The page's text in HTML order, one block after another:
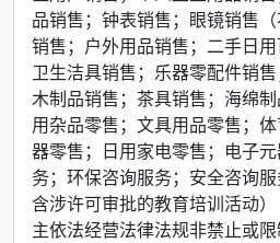
品销售；钟表销售；眼镜销售
销售；户外用品销售；二手日用
卫生洁具销售；乐器零配件销
木制品销售；茶具销售；海绵
用杂品零售；文具用品零售；
器零售；日用家电零售；电子
务；环保咨询服务；安全咨询
含涉许可审批的教育培训活动
主依法经营法律法规非禁止或限